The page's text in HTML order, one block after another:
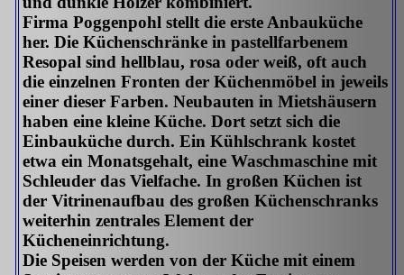
Firma Poggenpohl stellt die erste Anbauküche
her. Die Küchenschränke in pastellfarbenem
Resopal sind hellblau, rosa oder weiß, oft auch
die einzelnen Fronten der Küchenmöbel in jeweils
einer dieser Farben. Neubauten in Mietshäusern
haben eine kleine Küche. Dort setzt sich die
Einbauküche durch. Ein Kühlschrank kostet
etwa ein Monatsgehalt, eine Waschmaschine mit
Schleuder das Vielfache. In großen Küchen ist
der Vitrinenaufbau des großen Küchenschranks
weiterhin zentrales Element der
Kücheneinrichtung.
Die Speisen werden von der Küche mit einem